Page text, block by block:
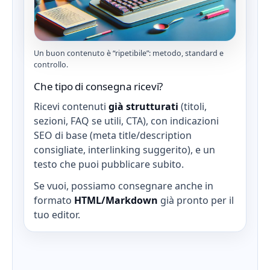
Un buon contenuto è “ripetibile”: metodo, standard e
controllo.
Che tipo di consegna ricevi?
Ricevi contenuti già strutturati (titoli,
sezioni, FAQ se utili, CTA), con indicazioni
SEO di base (meta title/description
consigliate, interlinking suggerito), e un
testo che puoi pubblicare subito.
Se vuoi, possiamo consegnare anche in
formato HTML/Markdown già pronto per il
tuo editor.